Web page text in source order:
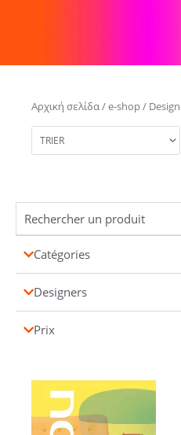
Αρχική σελίδα/e-shop/
Catégories
Designers
Prix